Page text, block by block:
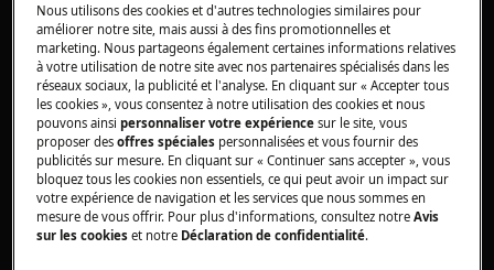
ATTENTION !RISQUE DE BLESSURE
Faites toujours attention lorsque vous déplacez
des appareils. Pour les appareils lourds, il est
Nous utilisons des cookies et d'autres technologies similaires pour
améliorer notre site, mais aussi à des fins promotionnelles et
marketing. Nous partageons également certaines informations relatives
à votre utilisation de notre site avec nos partenaires spécialisés dans les
réseaux sociaux, la publicité et l'analyse. En cliquant sur « Accepter tous
les cookies », vous consentez à notre utilisation des cookies et nous
pouvons ainsipersonnaliser votre expériencesur le site, vous
proposer desoffres spéciales personnalisées et vous fournir des
publicités sur mesure. En cliquant sur « Continuer sans accepter », vous
bloquez tous les cookies non essentiels, ce qui peut avoir un impact sur
votre expérience de navigation et les services que nous sommes en
mesure de vous offrir. Pour plus d'informations, consultez notreAvis
sur les cookies et notre Déclaration de confidentialité.